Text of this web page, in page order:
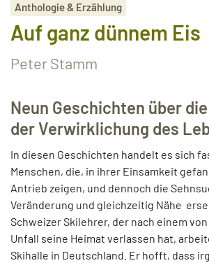
Anthologie & Erzählung
Auf ganz dünnem Eis
Peter Stamm
Neun Geschichten über
der Verwirklichung des
In diesen Geschichten handelt es sich
Menschen, die, in ihrer Einsamkeit
Antrieb zeigen, und dennoch die
Veränderung und gleichzeitig Nähe
Schweizer Skilehrer, der nach einem
Unfall seine Heimat verlassen hat,
Skihalle in Deutschland. Er hofft, dass